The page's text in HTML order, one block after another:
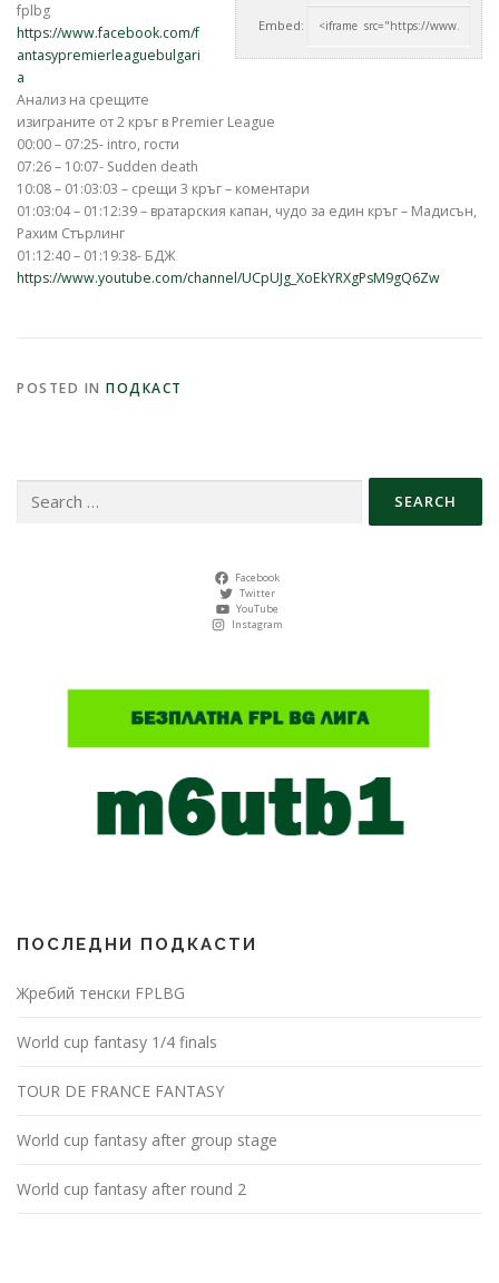
Embed:
fplbg
https://www.facebook.com/f
antasypremierleaguebulgari
a
Анализ на срещите
изиграните от 2 кръг в Premier League
00:00 – 07:25- intro, гости
07:26 – 10:07- Sudden death
10:08 – 01:03:03 – срещи 3 кръг – коментари
01:03:04 – 01:12:39 – вратарския капан, чудо за един кръг – Мадисън,
Рахим Стърлинг
01:12:40 – 01:19:38- БДЖ
https://www.youtube.com/channel/UCpUJg_XoEkYRXgPsM9gQ6Zw
POSTED IN ПОДКАСТ
for:
Facebook
Twitter
YouTube
Instagram
ПОСЛЕДНИ ПОДКАСТИ
Жребий тенски FPLBG
World cup fantasy 1/4 finals
TOUR DE FRANCE FANTASY
World cup fantasy after group stage
World cup fantasy after round 2